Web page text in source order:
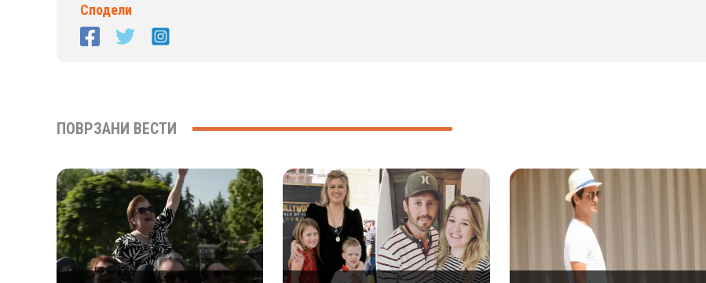
Сподели
ПОВРЗАНИ ВЕСТИ